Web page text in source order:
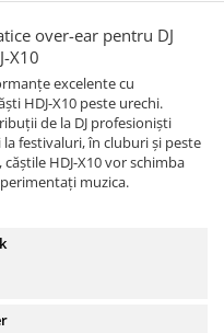
over-ear pentru DJ
X10
excelente cu
HDJ-X10 peste urechi.
de la DJ profesioniști
festivaluri, în cluburi și peste
HDJ-X10 vor schimba
muzica.